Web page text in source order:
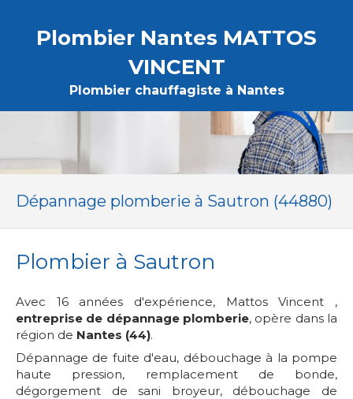
Plombier Nantes MATTOS
VINCENT
Plombier chauffagiste à Nantes
Dépannage plomberie à Sautron (44880)
Plombier à Sautron
Avec 16 années d'expérience, Mattos Vincent ,
entreprise de dépannage plomberie, opère dans la
région de Nantes (44).
Dépannage de fuite d'eau, débouchage à la pompe
haute pression, remplacement de bonde,
dégorgement de sani broyeur, débouchage de